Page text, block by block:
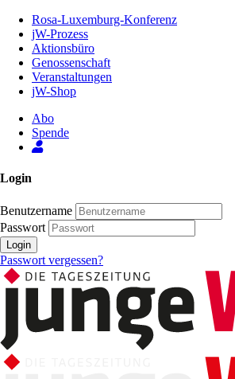
Inhalt
Seite
Rosa-Luxemburg-Konferenz
jW-Prozess
Aktionsbüro
Genossenschaft
Veranstaltungen
jW-Shop
Abo
Spende
Login
Benutzername
Passwort
Login
Passwort vergessen?